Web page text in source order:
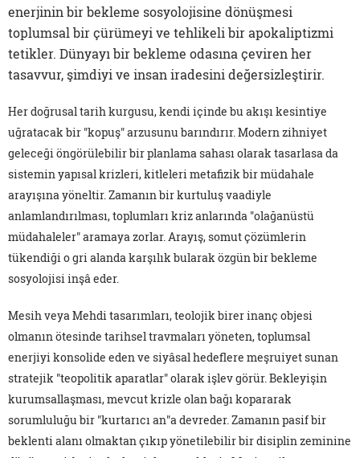
enerjinin bir bekleme sosyolojisine dönüşmesi
toplumsal bir çürümeyi ve tehlikeli bir apokaliptizmi
tetikler. Dünyayı bir bekleme odasına çeviren her
tasavvur, şimdiyi ve insan iradesini değersizleştirir.
Her doğrusal tarih kurgusu, kendi içinde bu akışı kesintiye
uğratacak bir "kopuş" arzusunu barındırır. Modern zihniyet
geleceği öngörülebilir bir planlama sahası olarak tasarlasa da
sistemin yapısal krizleri, kitleleri metafizik bir müdahale
arayışına yöneltir. Zamanın bir kurtuluş vaadiyle
anlamlandırılması, toplumları kriz anlarında "olağanüstü
müdahaleler" aramaya zorlar. Arayış, somut çözümlerin
tükendiği o gri alanda karşılık bularak özgün bir bekleme
sosyolojisi inşâ eder.
Mesih veya Mehdi tasarımları, teolojik birer inanç objesi
olmanın ötesinde tarihsel travmaları yöneten, toplumsal
enerjiyi konsolide eden ve siyâsal hedeflere meşruiyet sunan
stratejik "teopolitik aparatlar" olarak işlev görür. Bekleyişin
kurumsallaşması, mevcut krizle olan bağı kopararak
sorumluluğu bir "kurtarıcı an"a devreder. Zamanın pasif bir
beklenti alanı olmaktan çıkıp yönetilebilir bir disiplin zeminine